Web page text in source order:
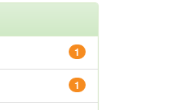
1
1